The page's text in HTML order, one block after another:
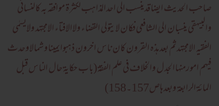
صاحب الحدیث ایضاقدینسب الی احدالمذاہب لکثرۃ موافقہ بہ کالنسائی
والبیہقی ینسبان الی الشافعی فکان لایتولی القضاء ولاالافتاء الامجتہد ولایسمٰی
الفقیہ الامجتہدثم بعدہذہ القرون کان ناس اخرون ذہبوایمیناوشمالاوحدث
فیہم امورمنہاالجدل والخلاف فی علم الفقۃ(باب حکایۃ حال الناس قبل
المائۃ الرابعۃ وبعدہاص157۔158)